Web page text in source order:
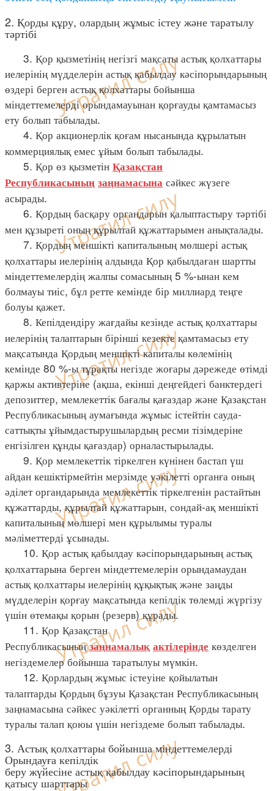
2. Қорды құру, олардың жұмыс істеу және таратылу
тәртібі
3. Қор қызметінің негізгі мақсаты астық қолхаттары
иелерінің мүдделерін астық қабылдау кәсіпорындарының
өздері берген астық қолхаттары бойынша
міндеттемелерді орындамауынан қорғауды қамтамасыз
ету болып табылады.
4. Қор акционерлік қоғам нысанында құрылатын
коммерциялық емес ұйым болып табылады.
5. Қор өз қызметін Қазақстан
Республикасының заңнамасына сәйкес жүзеге
асырады.
6. Қордың басқару органдарын қалыптастыру тәртібі
мен құзыреті оның құрылтай құжаттарымен анықталады.
7. Қордың меншікті капиталының мөлшері астық
қолхаттары иелерінің алдында Қор қабылдаған шартты
міндеттемелердің жалпы сомасының 5 %-ынан кем
болмауы тиіс, бұл ретте кемінде бір миллиард теңге
болуы қажет.
8. Кепілдендіру жағдайы кезінде астық қолхаттары
иелерінің талаптарын бірінші кезекте қамтамасыз ету
мақсатында Қордың меншікті капиталы көлемінің
кемінде 80 %-ы тұрақты негізде жоғары дәрежеде өтімді
қаржы активтеріне (ақша, екінші деңгейдегі банктердегі
депозиттер, мемлекеттік бағалы қағаздар және Қазақстан
Республикасының аумағында жұмыс істейтін сауда-
саттықты ұйымдастырушылардың ресми тізімдеріне
енгізілген құнды қағаздар) орналастырылады.
9. Қор мемлекеттік тіркелген күнінен бастап үш
айдан кешіктірмейтін мерзімде уәкілетті органға оның
әділет органдарында мемлекеттік тіркелгенін растайтын
құжаттарды, құрылтай құжаттарын, сондай-ақ меншікті
капиталының мөлшері мен құрылымы туралы
мәліметтерді ұсынады.
10. Қор астық қабылдау кәсіпорындарының астық
қолхаттарына берген міндеттемелерін орындамаудан
астық қолхаттары иелерінің құқықтық және заңды
мүдделерін қорғау мақсатында кепілдік төлемді жүргізу
үшін өтемақы қорын (резерв) құрады.
11. Қор Қазақстан
Республикасыныңзаңнамалық актілерінде көзделген
негіздемелер бойынша таратылуы мүмкін.
12. Қорлардың жұмыс істеуіне қойылатын
талаптарды Қордың бұзуы Қазақстан Республикасының
заңнамасына сәйкес уәкілетті органның Қорды тарату
туралы талап қоюы үшін негіздеме болып табылады.
3. Астық қолхаттары бойынша міндеттемелерді
Орындауға кепілдік
беру жүйесіне астық қабылдау кәсіпорындарының
қатысу шарттары